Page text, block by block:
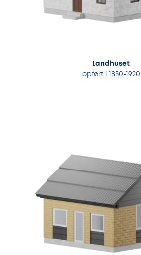
Landhuset
opført i 1850-1920